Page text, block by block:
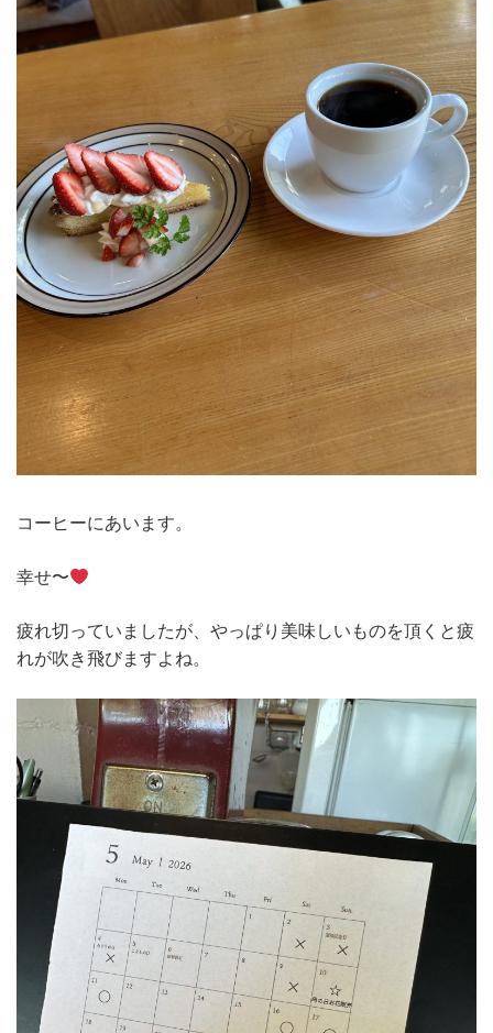
コーヒーにあいます。
幸せ〜
疲れ切っていましたが、やっぱり美味しいものを頂くと疲
れが吹き飛びますよね。